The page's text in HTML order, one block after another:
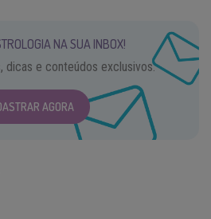
NA SUA INBOX!
dicas e conteúdos exclusivos.
AGORA